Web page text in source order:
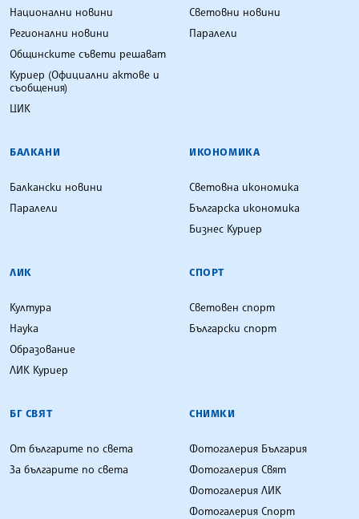
Национални новини
Регионални новини
Общинските съвети решават
Куриер (Официални актове и
съобщения)
ЦИК
Световни новини
Паралели
БАЛКАНИ
Балкански новини
Паралели
ИКОНОМИКА
Световна икономика
Българска икономика
Бизнес Куриер
ЛИК
Култура
Наука
Образование
ЛИК Куриер
СПОРТ
Световен спорт
Български спорт
БГ СВЯТ
От българите по света
За българите по света
СНИМКИ
Фотогалерия България
Фотогалерия Свят
Фотогалерия ЛИК
Фотогалерия Спорт